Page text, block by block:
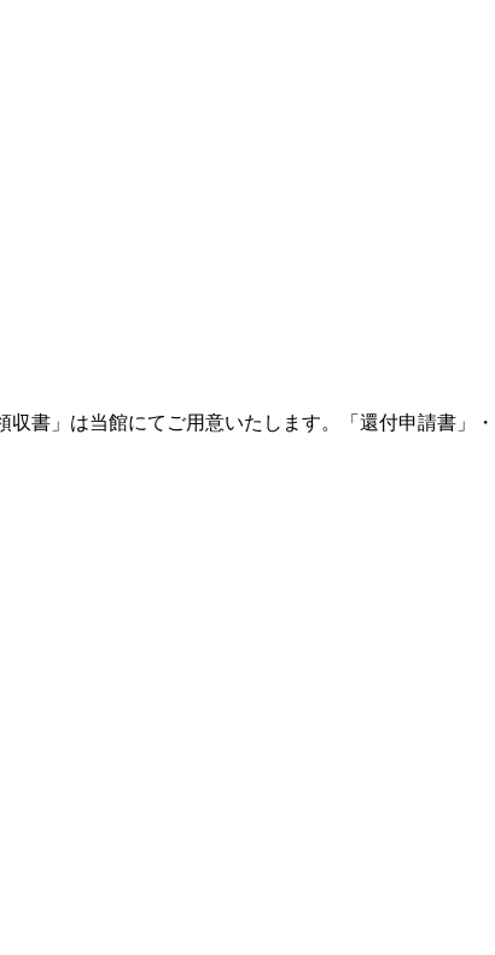
書」は当館にてご用意いたします。「還付申請書」・